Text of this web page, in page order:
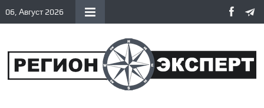
06, Август 2026